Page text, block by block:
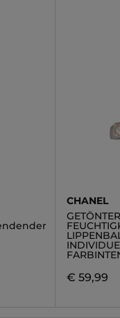
CHANEL
€ 59,99